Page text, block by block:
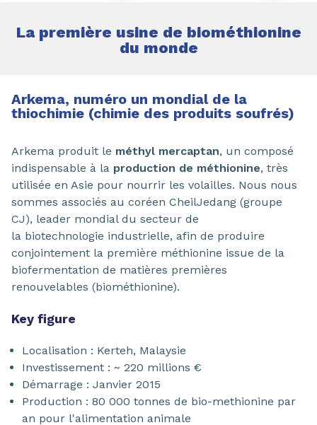
La première usine de biométhionine
du monde
Arkema, numéro un mondial de la
thiochimie (chimie des produits soufrés)
Arkema produit le méthyl mercaptan, un composé
indispensable à la production de méthionine, très
utilisée en Asie pour nourrir les volailles. Nous nous
sommes associés au coréen CheilJedang (groupe
CJ), leader mondial du secteur de
la biotechnologie industrielle, afin de produire
conjointement la première méthionine issue de la
biofermentation de matières premières
renouvelables (biométhionine).
Key figure
Localisation : Kerteh, Malaysie
Investissement : ~ 220 millions €
Démarrage : Janvier 2015
Production : 80 000 tonnes de bio-methionine par
an pour l'alimentation animale